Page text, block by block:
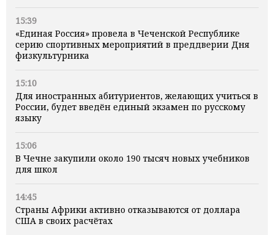
15:39
«Единая Россия» провела в Чеченской Республике
серию спортивных мероприятий в преддверии Дня
физкультурника
15:10
Для иностранных абитуриентов, желающих учиться в
России, будет введён единый экзамен по русскому
языку
15:06
В Чечне закупили около 190 тысяч новых учебников
для школ
14:45
Страны Африки активно отказываются от доллара
США в своих расчётах